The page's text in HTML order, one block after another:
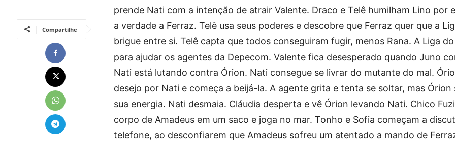
Compartilhe
prende Nati com a intenção de atrair Valente. Draco e Telê humilham Lino por
a verdade a Ferraz. Telê usa seus poderes e descobre que Ferraz quer que a
brigue entre si. Telê capta que todos conseguiram fugir, menos Rana. A Liga
para ajudar os agentes da Depecom. Valente fica desesperado quando Juno
Nati está lutando contra Órion. Nati consegue se livrar do mutante do mal.
desejo por Nati e começa a beijá-la. A agente grita e tenta se soltar, mas Órion
sua energia. Nati desmaia. Cláudia desperta e vê Órion levando Nati. Chico
corpo de Amadeus em um saco e joga no mar. Tonho e Sofia começam a
telefone, ao desconfiarem que Amadeus sofreu um atentado a mando de